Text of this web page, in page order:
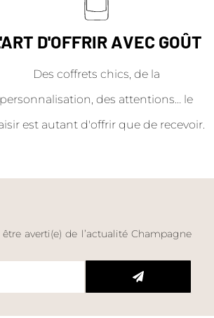
D'OFFRIR AVEC GOÛT
Des coffrets chics, de la
personnalisation, des attentions… le
est autant d'offrir que de recevoir.
averti(e) de l’actualité Champagne